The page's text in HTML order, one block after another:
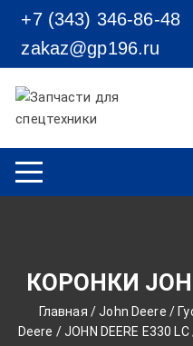
Перейти к содержимому
+7 (343) 346-86-48
zakaz@gp196.ru
КОРОНКИ
Главная /John Deere /
Deere /JOHN DEERE Е330 LC